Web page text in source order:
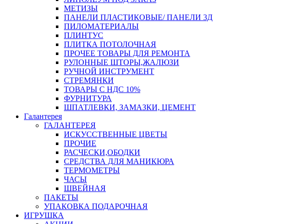
МЕТИЗЫ
ПАНЕЛИ ПЛАСТИКОВЫЕ/ ПАНЕЛИ 3Д
ПИЛОМАТЕРИАЛЫ
ПЛИНТУС
ПЛИТКА ПОТОЛОЧНАЯ
ПРОЧЕЕ ТОВАРЫ ДЛЯ РЕМОНТА
РУЛОННЫЕ ШТОРЫ,ЖАЛЮЗИ
РУЧНОЙ ИНСТРУМЕНТ
СТРЕМЯНКИ
ТОВАРЫ С НДС 10%
ФУРНИТУРА
ШПАТЛЕВКИ, ЗАМАЗКИ, ЦЕМЕНТ
Галантерея
ГАЛАНТЕРЕЯ
ИСКУССТВЕННЫЕ ЦВЕТЫ
ПРОЧИЕ
РАСЧЕСКИ,ОБОДКИ
СРЕДСТВА ДЛЯ МАНИКЮРА
ТЕРМОМЕТРЫ
ЧАСЫ
ШВЕЙНАЯ
ПАКЕТЫ
УПАКОВКА ПОДАРОЧНАЯ
ИГРУШКА